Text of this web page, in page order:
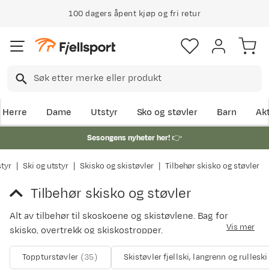
100 dagers åpent kjøp og fri retur
Herre Dame Utstyr Sko og støvler Barn
Sesongens nyheter her!👉
Ski og utstyr Skisko og skistøvler Tilbehør skisko og støvler
Tilbehør skisko og støvler
Alt av tilbehør til skoskoene og skistøvlene. Bag for
skisko, overtrekk og skiskostropper.
Vis mer
Toppturstøvler (35) Skistøvler fjellski, langrenn og rulleski